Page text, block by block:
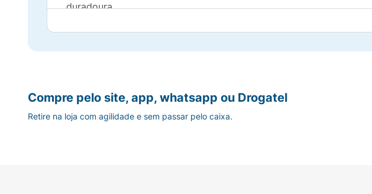
duradoura.
Ideal para peles oleosas a acneicas.
Fórmula segura, livre de parabenos e perfume.
Hipoalergênico.
Compre pelo site, app, whatsapp ou Drogatel
Retire na loja com agilidade e sem passar pelo caixa.